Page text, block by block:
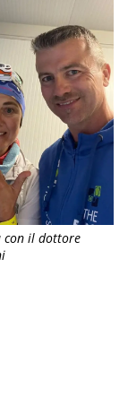
con il dottore